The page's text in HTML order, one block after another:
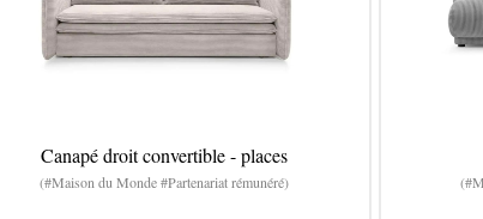
Canapé droit convertible - places
(#Maison du Monde #Partenariat rémunéré)